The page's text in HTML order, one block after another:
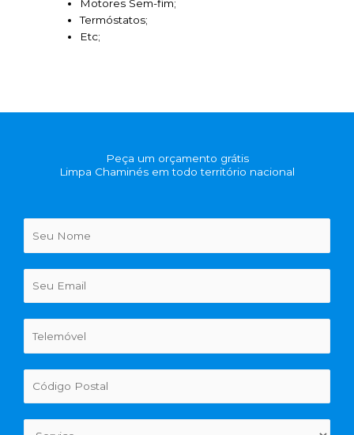
Motores Sem-fim;
Termóstatos;
Etc;
Peça um orçamento grátis
Limpa Chaminés em todo território nacional